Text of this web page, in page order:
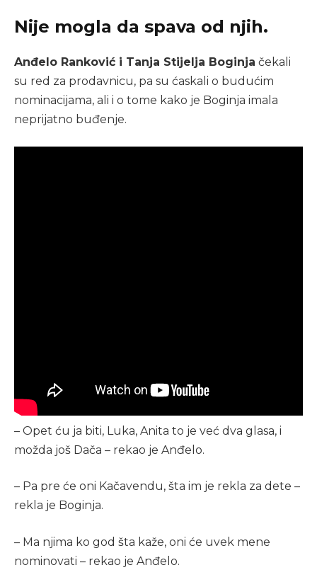
Nije mogla da spava od njih.
Anđelo Ranković i Tanja Stijelja Boginja čekali
su red za prodavnicu, pa su ćaskali o budućim
nominacijama, ali i o tome kako je Boginja imala
neprijatno buđenje.
– Opet ću ja biti, Luka, Anita to je već dva glasa, i
možda još Dača – rekao je Anđelo.
– Pa pre će oni Kačavendu, šta im je rekla za dete –
rekla je Boginja.
– Ma njima ko god šta kaže, oni će uvek mene
nominovati – rekao je Anđelo.